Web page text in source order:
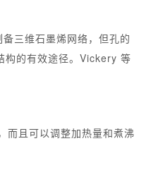
三维石墨烯网络，但孔的
构的有效途径。Vickery 等
而且可以调整加热量和煮沸